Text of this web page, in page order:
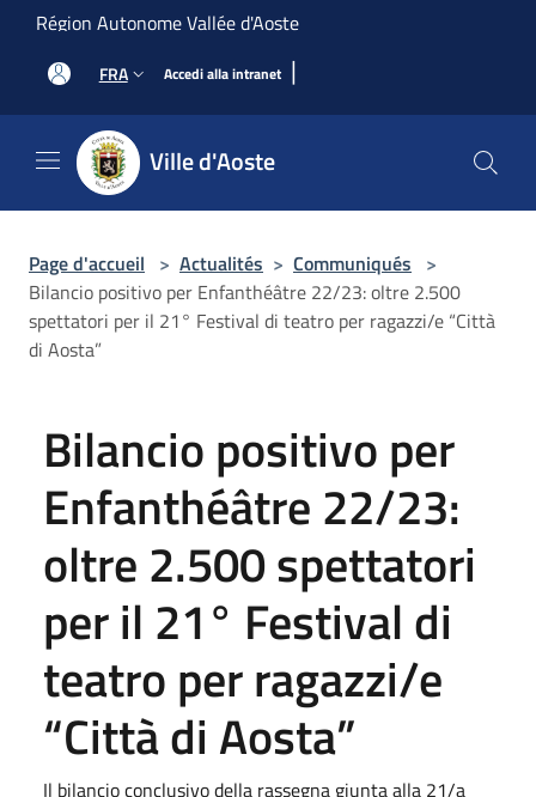
Salta al contenuto principale
Région Autonome Vallée d'Aoste
FRA Accedi alla intranet |
Ville d'Aoste
Page d'accueil > Actualités > Communiqués >
Bilancio positivo per Enfanthéâtre 22/23: oltre 2.500
spettatori per il 21° Festival di teatro per ragazzi/e “Città
di Aosta”
Bilancio positivo per
Enfanthéâtre 22/23:
oltre 2.500 spettatori
per il 21° Festival di
teatro per ragazzi/e
“Città di Aosta”
Il bilancio conclusivo della rassegna giunta alla 21/a